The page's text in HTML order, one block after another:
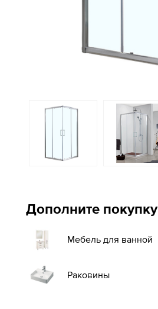
Дополните покупку
Мебель для ванной
Раковины